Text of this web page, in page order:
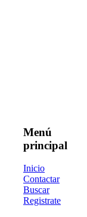
Menú
principal
Inicio
Contactar
Buscar
Registrate